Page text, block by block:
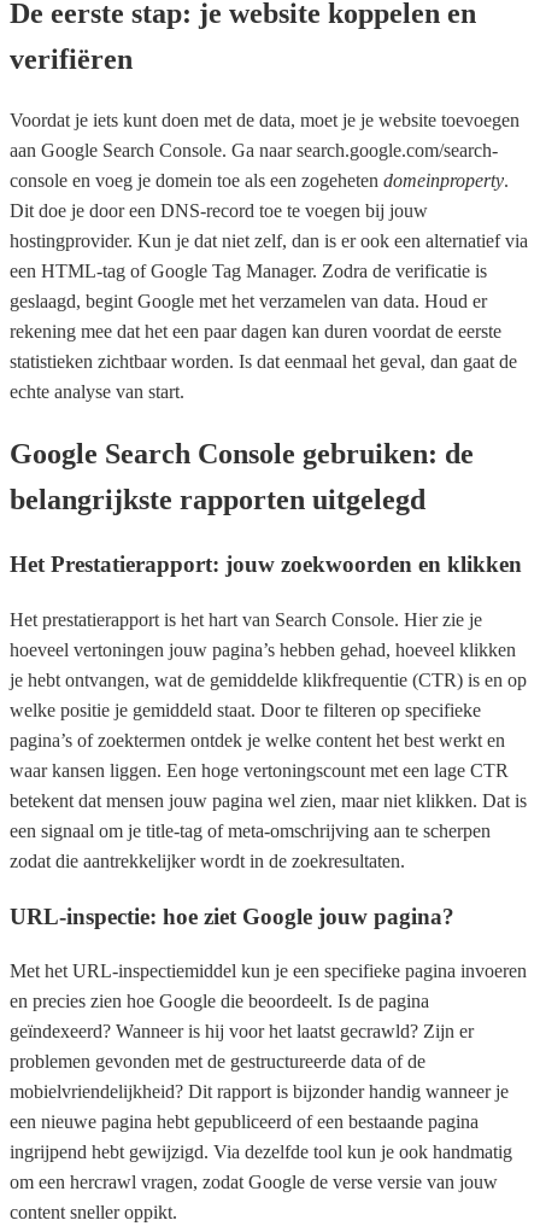
De eerste stap: je website koppelen en
verifiëren
Voordat je iets kunt doen met de data, moet je je website toevoegen
aan Google Search Console. Ga naar search.google.com/search-
console en voeg je domein toe als een zogeheten domeinproperty.
Dit doe je door een DNS-record toe te voegen bij jouw
hostingprovider. Kun je dat niet zelf, dan is er ook een alternatief via
een HTML-tag of Google Tag Manager. Zodra de verificatie is
geslaagd, begint Google met het verzamelen van data. Houd er
rekening mee dat het een paar dagen kan duren voordat de eerste
statistieken zichtbaar worden. Is dat eenmaal het geval, dan gaat de
echte analyse van start.
Google Search Console gebruiken: de
belangrijkste rapporten uitgelegd
Het Prestatierapport: jouw zoekwoorden en klikken
Het prestatierapport is het hart van Search Console. Hier zie je
hoeveel vertoningen jouw pagina’s hebben gehad, hoeveel klikken
je hebt ontvangen, wat de gemiddelde klikfrequentie (CTR) is en op
welke positie je gemiddeld staat. Door te filteren op specifieke
pagina’s of zoektermen ontdek je welke content het best werkt en
waar kansen liggen. Een hoge vertoningscount met een lage CTR
betekent dat mensen jouw pagina wel zien, maar niet klikken. Dat is
een signaal om je title-tag of meta-omschrijving aan te scherpen
zodat die aantrekkelijker wordt in de zoekresultaten.
URL-inspectie: hoe ziet Google jouw pagina?
Met het URL-inspectiemiddel kun je een specifieke pagina invoeren
en precies zien hoe Google die beoordeelt. Is de pagina
geïndexeerd? Wanneer is hij voor het laatst gecrawld? Zijn er
problemen gevonden met de gestructureerde data of de
mobielvriendelijkheid? Dit rapport is bijzonder handig wanneer je
een nieuwe pagina hebt gepubliceerd of een bestaande pagina
ingrijpend hebt gewijzigd. Via dezelfde tool kun je ook handmatig
om een hercrawl vragen, zodat Google de verse versie van jouw
content sneller oppikt.